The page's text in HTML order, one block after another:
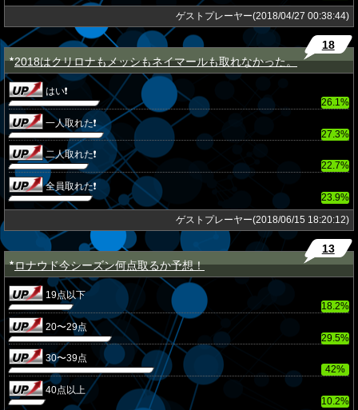
ゲストプレーヤー(2018/04/27 00:38:44)
★2018はクリロナもメッシもネイマールも取れなかった。
18
はい❗
26.1%
一人取れた❗
27.3%
二人取れた❗
22.7%
全員取れた❗
23.9%
ゲストプレーヤー(2018/06/15 18:20:12)
★ロナウド今シーズン何点取るか予想！
13
19点以下
18.2%
20〜29点
29.5%
30〜39点
42%
40点以上
10.2%